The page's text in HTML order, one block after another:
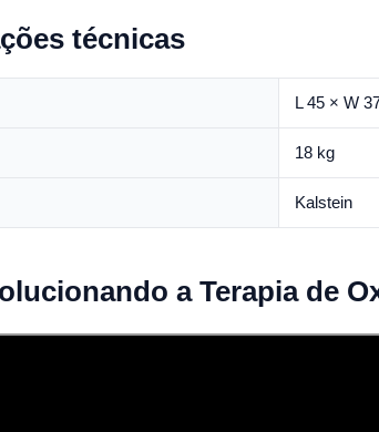
técnicas
L 45 × W
18 kg
Kalstein
a Terapia de